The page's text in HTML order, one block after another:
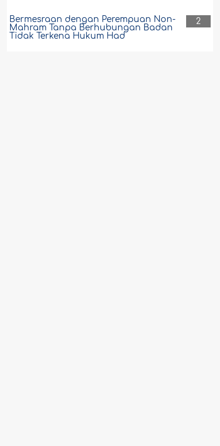
2
Bermesraan dengan Perempuan Non-
Mahram Tanpa Berhubungan Badan
Tidak Terkena Hukum Had